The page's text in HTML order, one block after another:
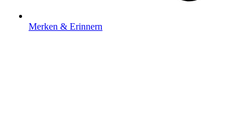
Merken & Erinnern